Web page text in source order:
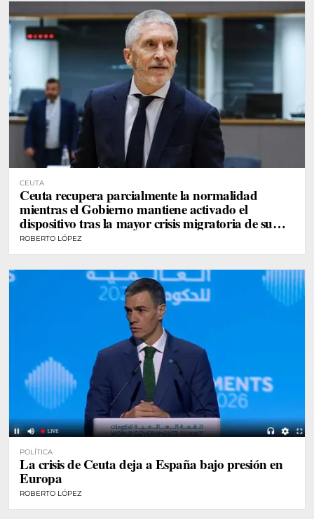
CEUTA
Ceuta recupera parcialmente la normalidad
mientras el Gobierno mantiene activado el
dispositivo tras la mayor crisis migratoria de su
historia
ROBERTO LÓPEZ
POLÍTICA
La crisis de Ceuta deja a España bajo presión en
Europa
ROBERTO LÓPEZ